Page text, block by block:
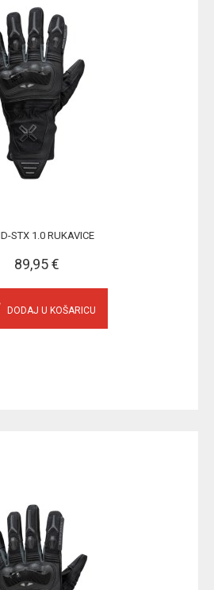
STX 1.0 RUKAVICE
89,95 €
DODAJ U KOŠARICU